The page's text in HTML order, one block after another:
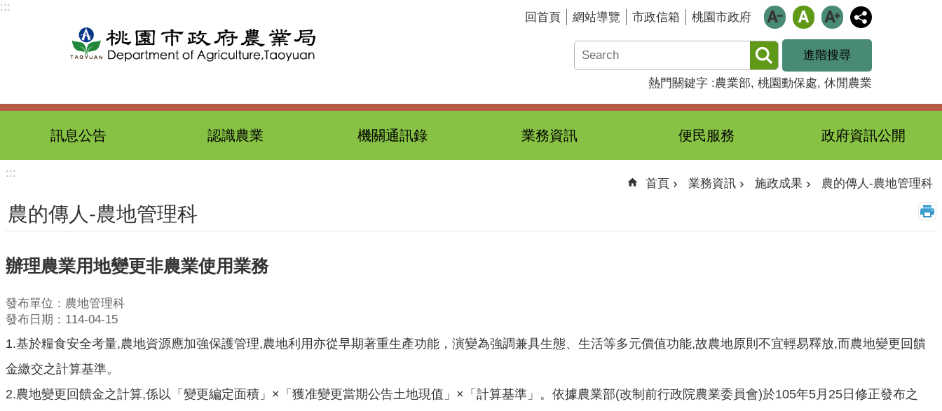
跳到主要內容區塊
:::
回首頁 網站導覽 市政信箱 桃園市政府
進階搜尋
熱門關鍵字 農業部 桃園動保處 休閒農業
訊息公告 認識農業 機關通訊錄 業務資訊 便民服務 政府資訊公開
:::
首頁 業務資訊 施政成果 農的傳人-農地管理科
農的傳人-農地管理科
辦理農業用地變更非農業使用業務
發布單位：農地管理科
發布日期：114-04-15
1.基於糧食安全考量,農地資源應加強保護管理,農地利用亦從早期著重生產功能，演變為強調兼具生態、生活等多元價值功能,故農地原則不宜輕易釋放,而農地變更回饋
金繳交之計算基準。
2.農地變更回饋金之計算,係以「變更編定面積」×「獲准變更當期公告土地現值」×「計算基準」。依據農業部(改制前行政院農業委員會)於105年5月25日修正發布之